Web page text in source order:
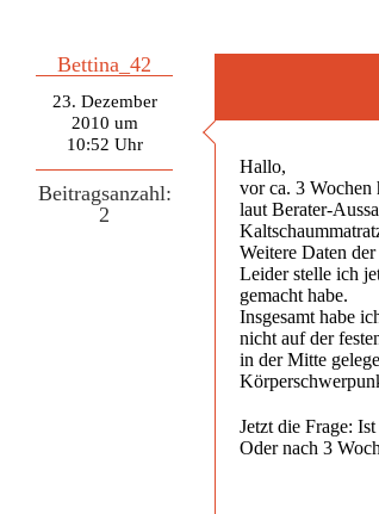
Bettina_42
23. Dezember
2010 um
10:52 Uhr
Beitragsanzahl:
2
Hallo,
vor ca. 3 Wochen
laut Berater-
Weitere Daten
Leider stelle ich
gemacht habe.
Insgesamt habe
nicht auf der
in der Mitte
Jetzt die Frage:
Oder nach 3